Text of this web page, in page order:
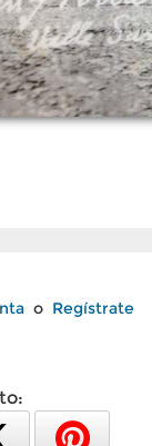
o Regístrate